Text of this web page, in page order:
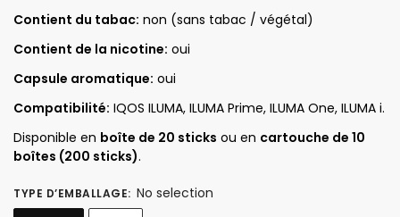
Contient du tabac: non (sans tabac / végétal)
Contient de la nicotine: oui
Capsule aromatique: oui
Compatibilité: IQOS ILUMA, ILUMA Prime, ILUMA One, ILUMA i.
Disponible en boîte de 20 sticks ou en cartouche de 10
boîtes (200 sticks).
TYPE D’EMBALLAGE: No selection